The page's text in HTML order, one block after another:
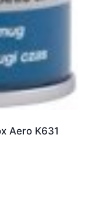
Aero K631